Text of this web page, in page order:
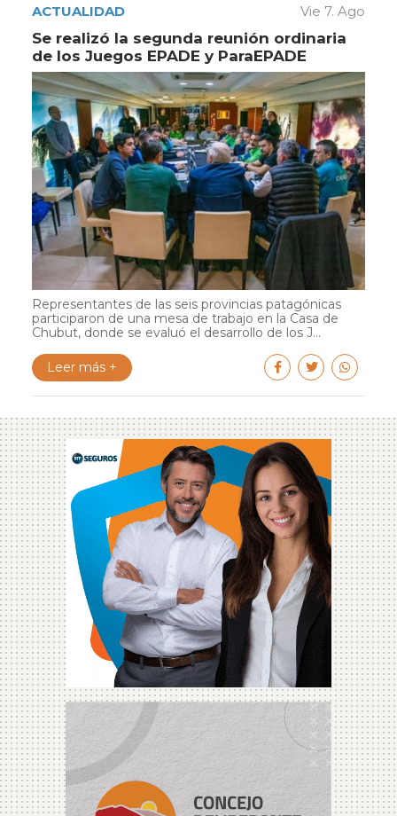
ACTUALIDAD Vie 7. Ago
Se realizó la segunda reunión ordinaria
de los Juegos EPADE y ParaEPADE
Representantes de las seis provincias patagónicas
participaron de una mesa de trabajo en la Casa de
Chubut, donde se evaluó el desarrollo de los J...
Leer más +